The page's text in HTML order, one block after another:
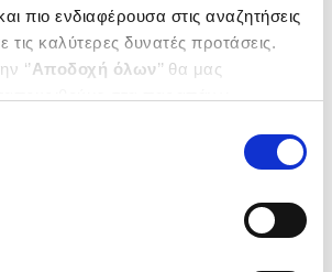
πιο ενδιαφέρουσα στις αναζητήσεις
τις καλύτερες δυνατές προτάσεις.
‘’Αποδοχή όλων’’ θα μας
επιλέξετε από τα παρακάτω με την
΄΄και να ενημερωθείτε σχετικά με